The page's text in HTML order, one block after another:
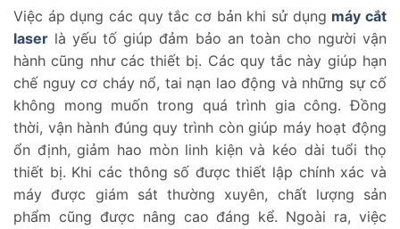
Việc áp dụng các quy tắc cơ bản khi sử dụng máy cắt
laser là yếu tố giúp đảm bảo an toàn cho người vận
hành cũng như các thiết bị. Các quy tắc này giúp hạn
chế nguy cơ cháy nổ, tai nạn lao động và những sự cố
không mong muốn trong quá trình gia công. Đồng
thời, vận hành đúng quy trình còn giúp máy hoạt động
ổn định, giảm hao mòn linh kiện và kéo dài tuổi thọ
thiết bị. Khi các thông số được thiết lập chính xác và
máy được giám sát thường xuyên, chất lượng sản
phẩm cũng được nâng cao đáng kể. Ngoài ra, việc